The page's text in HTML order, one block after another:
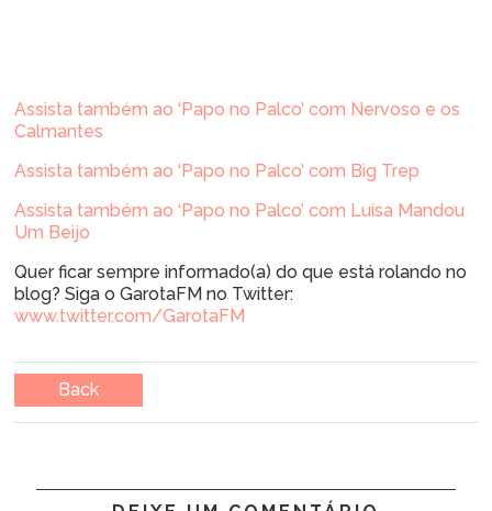
Assista também ao ‘Papo no Palco’ com Nervoso e os
Calmantes
Assista também ao ‘Papo no Palco’ com Big Trep
Assista também ao ‘Papo no Palco’ com Luisa Mandou
Um Beijo
Quer ficar sempre informado(a) do que está rolando no
blog? Siga o GarotaFM no Twitter:
www.twitter.com/GarotaFM
Back